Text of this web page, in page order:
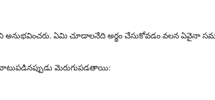
అనుభవించరు. ఏమి చూడాలనేది అర్థం చేసుకోవడం వలన ఏవైనా
మెరుగుపడతాయి: